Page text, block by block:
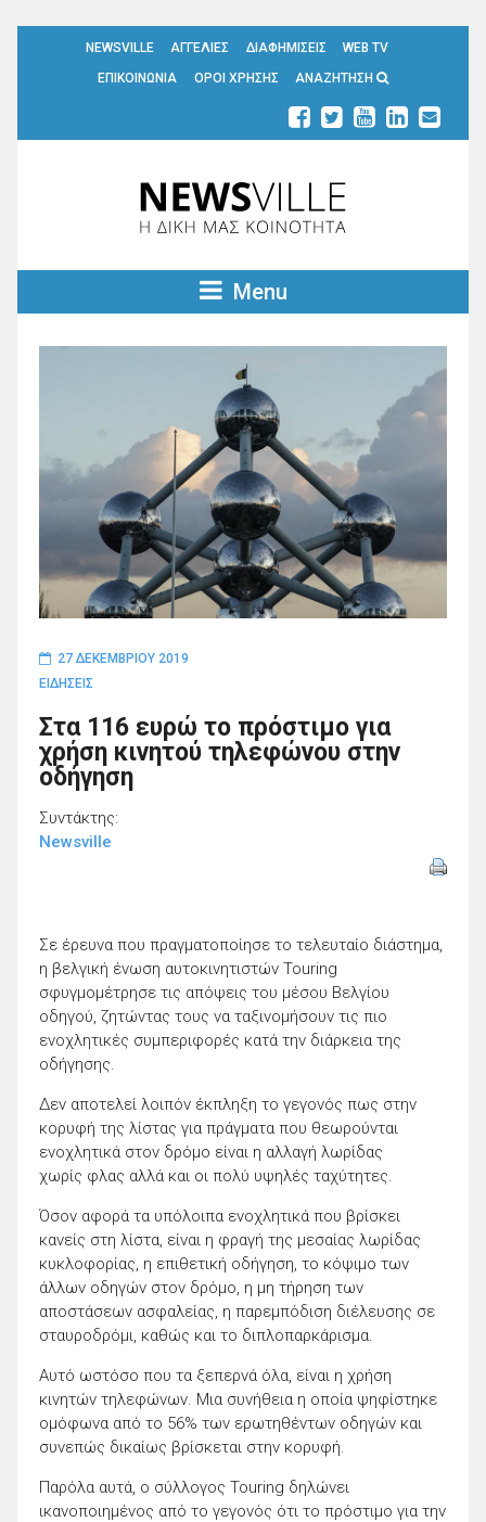
NEWSVILLE ΑΓΓΕΛΙΕΣ ΔΙΑΦΗΜΙΣΕΙΣ
WEB TV
ΕΠΙΚΟΙΝΩΝΙΑ
ΟΡΟΙ ΧΡΗΣΗΣ ΑΝΑΖΗΤΗΣΗ
Menu
27 ΔΕΚΕΜΒΡΊΟΥ 2019
ΕΙΔΗΣΕΙΣ
Στα 116 ευρώ το πρόστιμο για
χρήση κινητού τηλεφώνου στην
οδήγηση
Συντάκτης:
Newsville
Σε έρευνα που πραγματοποίησε το τελευταίο διάστημα,
η βελγική ένωση αυτοκινητιστών Touring
σφυγμομέτρησε τις απόψεις του μέσου Βελγίου
οδηγού, ζητώντας τους να ταξινομήσουν τις πιο
ενοχλητικές συμπεριφορές κατά την διάρκεια της
οδήγησης.
Δεν αποτελεί λοιπόν έκπληξη το γεγονός πως στην
κορυφή της λίστας για πράγματα που θεωρούνται
ενοχλητικά στον δρόμο είναι η αλλαγή λωρίδας
χωρίς φλας αλλά και οι πολύ υψηλές ταχύτητες.
Όσον αφορά τα υπόλοιπα ενοχλητικά που βρίσκει
κανείς στη λίστα, είναι η φραγή της μεσαίας λωρίδας
κυκλοφορίας, η επιθετική οδήγηση, το κόψιμο των
άλλων οδηγών στον δρόμο, η μη τήρηση των
αποστάσεων ασφαλείας, η παρεμπόδιση διέλευσης σε
σταυροδρόμι, καθώς και το διπλοπαρκάρισμα.
Αυτό ωστόσο που τα ξεπερνά όλα, είναι η χρήση
κινητών τηλεφώνων. Μια συνήθεια η οποία ψηφίστηκε
ομόφωνα από το 56% των ερωτηθέντων οδηγών και
συνεπώς δικαίως βρίσκεται στην κορυφή.
Παρόλα αυτά, ο σύλλογος Touring δηλώνει
ικανοποιημένος από το γεγονός ότι το πρόστιμο για την